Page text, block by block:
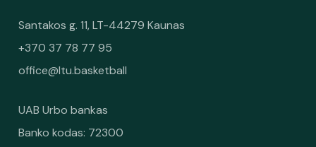
Santakos g. 11, LT-44279 Kaunas
+370 37 78 77 95
office@ltu.basketball
UAB Urbo bankas
Banko kodas: 72300